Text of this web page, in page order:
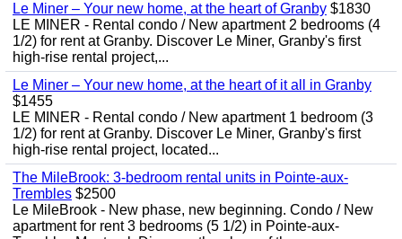
Le Miner – Your new home, at the heart of Granby $1830
LE MINER - Rental condo / New apartment 2 bedrooms (4
1/2) for rent at Granby. Discover Le Miner, Granby's first
high-rise rental project,...
Le Miner – Your new home, at the heart of it all in Granby
$1455
LE MINER - Rental condo / New apartment 1 bedroom (3
1/2) for rent at Granby. Discover Le Miner, Granby's first
high-rise rental project, located...
The MileBrook: 3-bedroom rental units in Pointe-aux-
Trembles $2500
Le MileBrook - New phase, new beginning. Condo / New
apartment for rent 3 bedrooms (5 1/2) in Pointe-aux-